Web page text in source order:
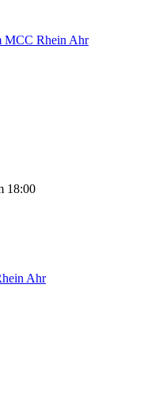
MCC Rhein Ahr
18:00
Ahr